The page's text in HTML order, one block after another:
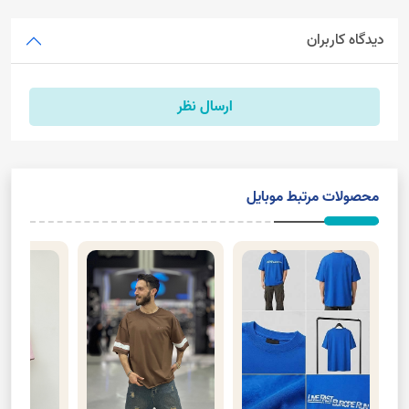
دیدگاه کاربران
ارسال نظر
محصولات مرتبط موبایل